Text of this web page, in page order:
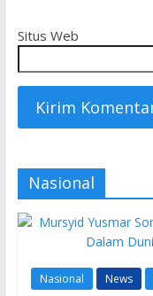
Situs Web
Nasional
Nasional News